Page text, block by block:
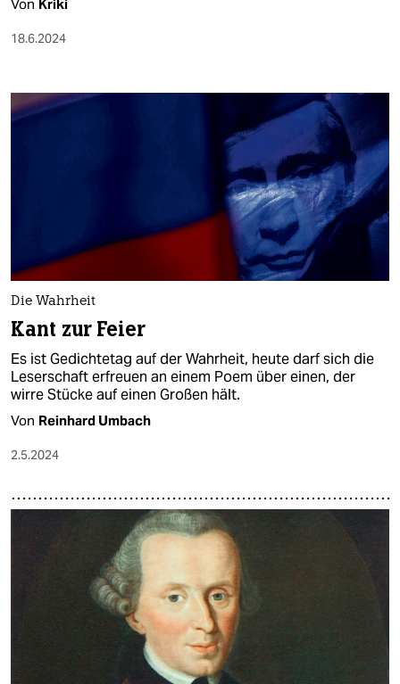
Von Kriki
18.6.2024
Die Wahrheit
Kant zur Feier
Es ist Gedichtetag auf der Wahrheit, heute darf sich die
Leserschaft erfreuen an einem Poem über einen, der
wirre Stücke auf einen Großen hält.
Von Reinhard Umbach
2.5.2024